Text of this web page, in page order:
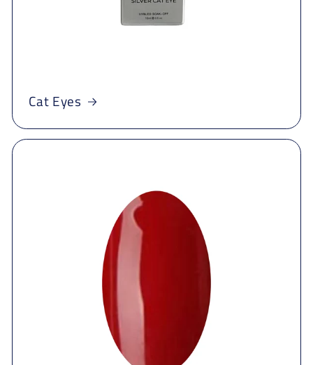
Cat Eyes